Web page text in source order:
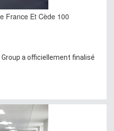
France Et Cède 100
a officiellement finalisé